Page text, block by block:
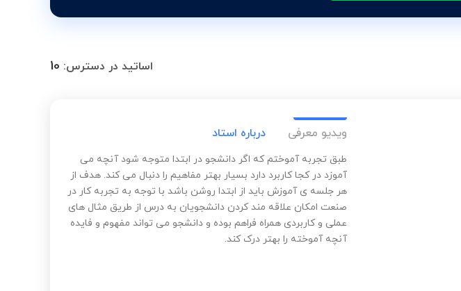
اساتید در دسترس: 10
ویدیو معرفی درباره استاد
طبق تجربه آموختم که اگر دانشجو در ابتدا متوجه شود آنچه می
آموزد در کجا کاربرد دارد بسیار بهتر مفاهیم را دنبال می کند. هدف از
هر جلسه ی آموزش باید از ابتدا روشن باشد با توجه به تجربه کار در
صنعت امکان علاقه مند کردن دانشجویان به درس از طریق مثال های
عملی و کاربردی همراه فراهم بوده و دانشجو می تواند مفهوم و فایده
آنچه آموخته را بهتر درک کند.